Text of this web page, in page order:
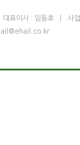
대표이사 : 임동호
사